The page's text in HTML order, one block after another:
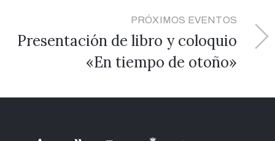
PRÓXIMOS EVENTOS
Presentación de libro y coloquio
«En tiempo de otoño»